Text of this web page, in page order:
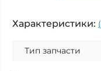
Характеристики:
Тип запчасти